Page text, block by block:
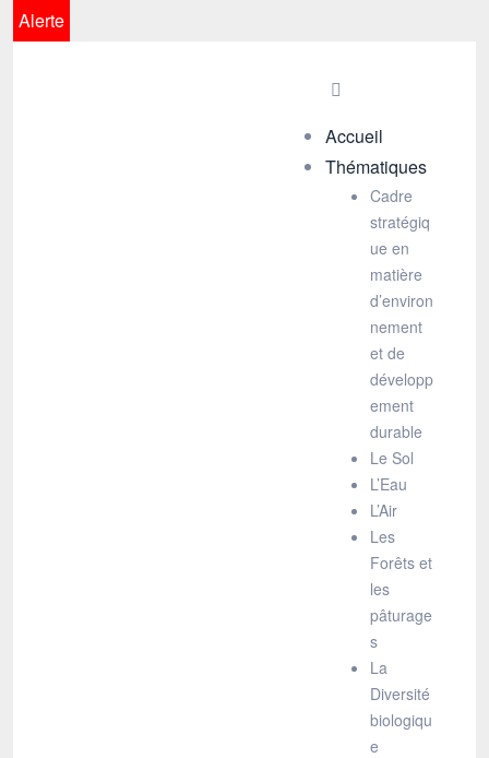
Alerte
Accueil
Thématiques
Cadre
stratégiq
ue en
matière
d’environ
nement
et de
développ
ement
durable
Le Sol
L’Eau
L’Air
Les
Forêts et
les
pâturage
s
La
Diversité
biologiqu
e